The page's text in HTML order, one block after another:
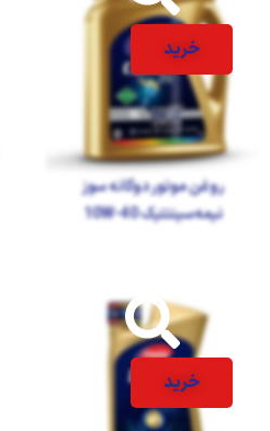
روغن موتور دوگانه‌ سوز
نیمه‌سینتتیک 10W-40
خرید
خرید